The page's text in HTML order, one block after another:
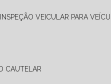
INSPEÇÃO VEICULAR PARA
CAUTELAR